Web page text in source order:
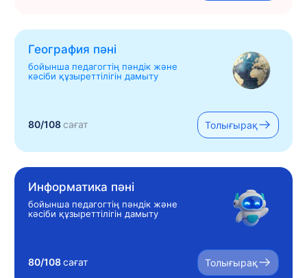
География пәні
бойынша педагогтің пәндік және
кәсіби құзыреттілігін дамыту
80/108сағат Толығырақ
Информатика пәні
бойынша педагогтің пәндік және
кәсіби құзыреттілігін дамыту
80/108сағат Толығырақ